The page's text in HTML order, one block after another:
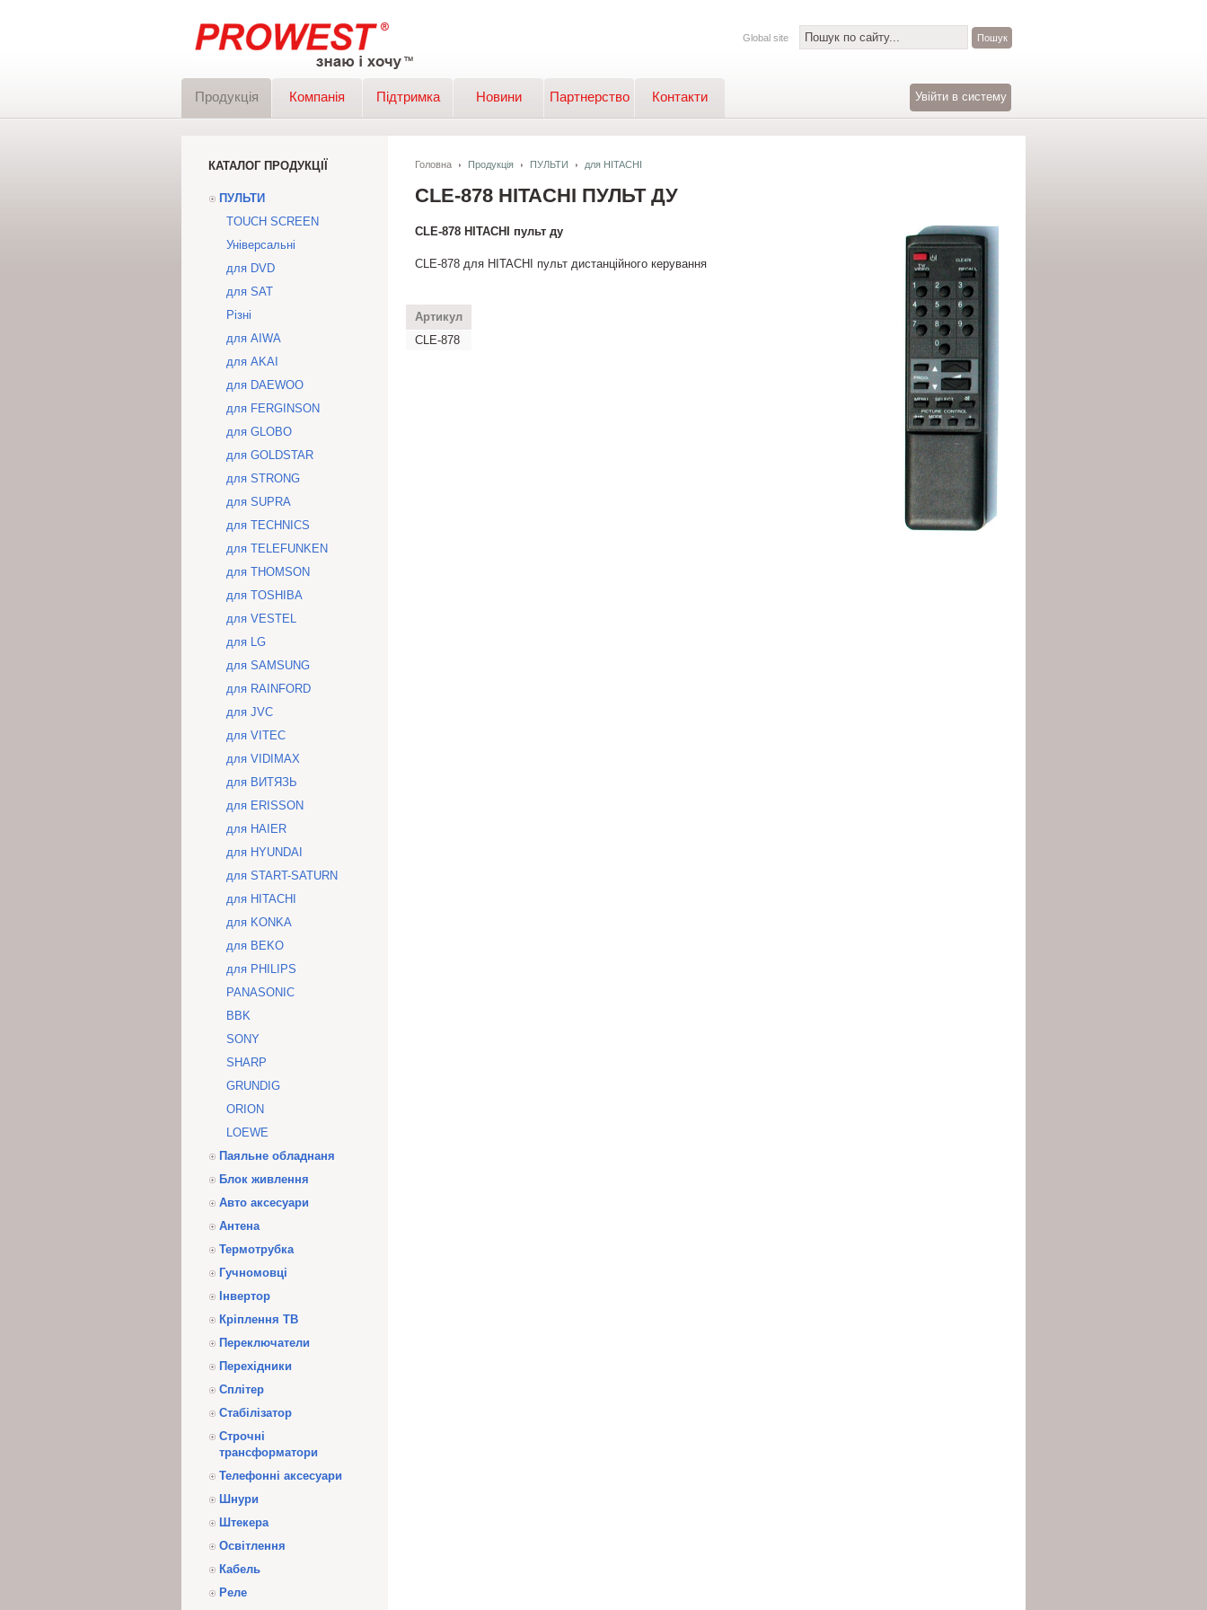
Global site
Продукція Компанія Підтримка Новини Партнерство Контакти Увійти в систему
КАТАЛОГ ПРОДУКЦІЇ
ПУЛЬТИ
TOUCH SCREEN
Універсальні
для DVD
для SAT
Різні
для AIWA
для AKAI
для DAEWOO
для FERGINSON
для GLOBO
для GOLDSTAR
для STRONG
для SUPRA
для TECHNICS
для TELEFUNKEN
для THOMSON
для TOSHIBA
для VESTEL
для LG
для SAMSUNG
для RAINFORD
для JVC
для VITEC
для VIDIMAX
для ВИТЯЗЬ
для ERISSON
для HAIER
для HYUNDAI
для START-SATURN
для HITACHI
для KONKA
для BEKO
для PHILIPS
PANASONIC
BBK
SONY
SHARP
GRUNDIG
ORION
LOEWE
Паяльне обладнаня
Блок живлення
Авто аксесуари
Антена
Термотрубка
Гучномовці
Інвертор
Кріплення ТВ
Переключатели
Перехідники
Сплітер
Стабілізатор
Строчні
трансформатори
Телефонні аксесуари
Шнури
Штекера
Освітлення
Кабель
Реле
Головна Продукція ПУЛЬТИ для HITACHI
CLE-878 HITACHI ПУЛЬТ ДУ
CLE-878 HITACHI пульт ду
CLE-878 для HITACHI пульт дистанційного керування
Артикул
CLE-878